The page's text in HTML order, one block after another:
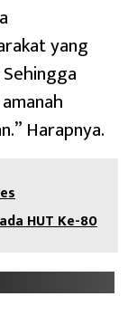
yang
Harapnya.
HUT Ke-80